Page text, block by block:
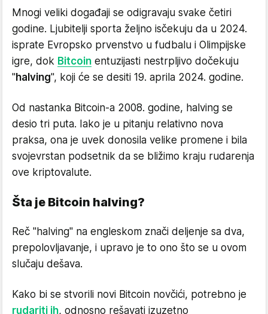
Mnogi veliki događaji se odigravaju svake četiri
godine. Ljubitelji sporta željno isčekuju da u 2024.
isprate Evropsko prvenstvo u fudbalu i Olimpijske
igre, dok Bitcoin entuzijasti nestrpljivo dočekuju
"halving", koji će se desiti 19. aprila 2024. godine.
Od nastanka Bitcoin-a 2008. godine, halving se
desio tri puta. Iako je u pitanju relativno nova
praksa, ona je uvek donosila velike promene i bila
svojevrstan podsetnik da se bližimo kraju rudarenja
ove kriptovalute.
Šta je Bitcoin halving?
Reč "halving" na engleskom znači deljenje sa dva,
prepolovljavanje, i upravo je to ono što se u ovom
slučaju dešava.
Kako bi se stvorili novi Bitcoin novčići, potrebno je
rudariti ih, odnosno rešavati izuzetno